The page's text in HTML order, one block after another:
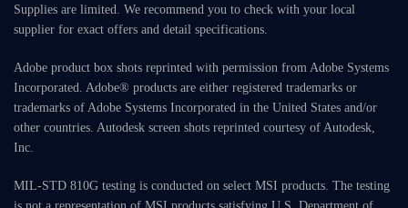
Supplies are limited. We recommend you to check with your local
supplier for exact offers and detail specifications.
Adobe product box shots reprinted with permission from Adobe Systems
Incorporated. Adobe® products are either registered trademarks or
trademarks of Adobe Systems Incorporated in the United States and/or
other countries. Autodesk screen shots reprinted courtesy of Autodesk,
Inc.
MIL-STD 810G testing is conducted on select MSI products. The testing